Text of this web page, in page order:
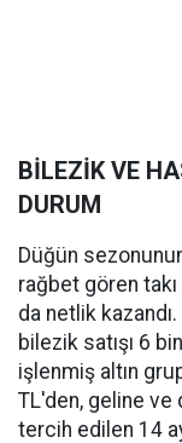
BİLEZİK VE
DURUM
Düğün
rağbet gören
da netlik
bilezik satışı 6
işlenmiş altın
TL'den, geline ve
tercih edilen 14